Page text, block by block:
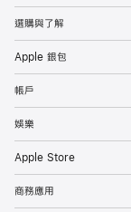
選購與了解
Apple 銀包
帳戶
娛樂
Apple Store
商務應用